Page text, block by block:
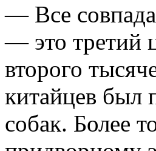
— Все
— это третий
второго
китайцев был
собак. Более